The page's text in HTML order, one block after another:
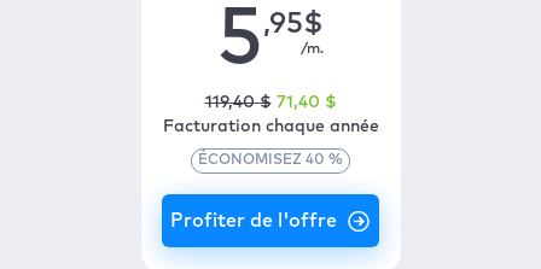
5,95$
/m.
119,40 $ 71 ,40 $
Facturation chaque année
ÉCONOMISEZ 40 %